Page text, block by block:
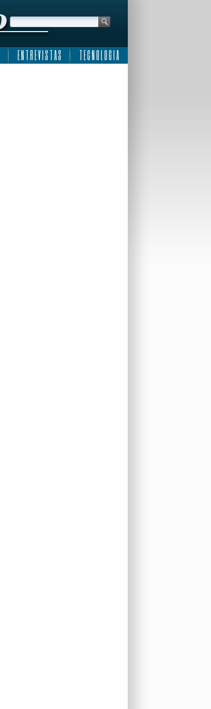
E N T R E V I S T A S T E C N O L O G I A